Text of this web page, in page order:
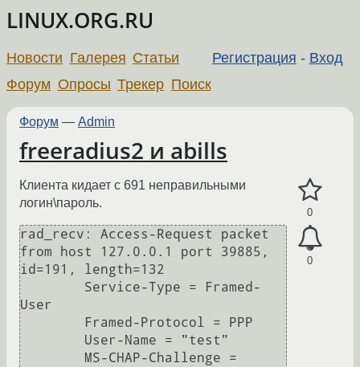
LINUX.ORG.RU
Регистрация - Вход
Новости Галерея Статьи
Форум Опросы Трекер Поиск
Форум — Admin
freeradius2 и abills
0
0
Клиента кидает с 691 неправильными
логин\пароль.
rad_recv: Access-Request packet
from host 127.0.0.1 port 39885,
id=191, length=132
User